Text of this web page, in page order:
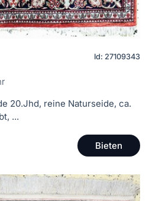
Id: 27109343
20.Jhd, reine Naturseide, ca.
...
Bieten